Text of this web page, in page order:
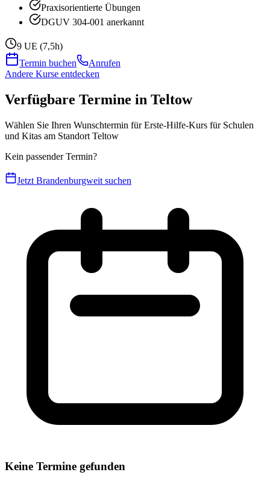
Praxisorientierte Übungen
DGUV 304-001 anerkannt
9 UE (7,5h)
Termin buchen
Anrufen
Andere Kurse entdecken
Verfügbare Termine in Teltow
Wählen Sie Ihren Wunschtermin für Erste-Hilfe-Kurs für Schulen
und Kitas am Standort Teltow
Kein passender Termin?
Jetzt Brandenburgweit suchen
Keine Termine gefunden